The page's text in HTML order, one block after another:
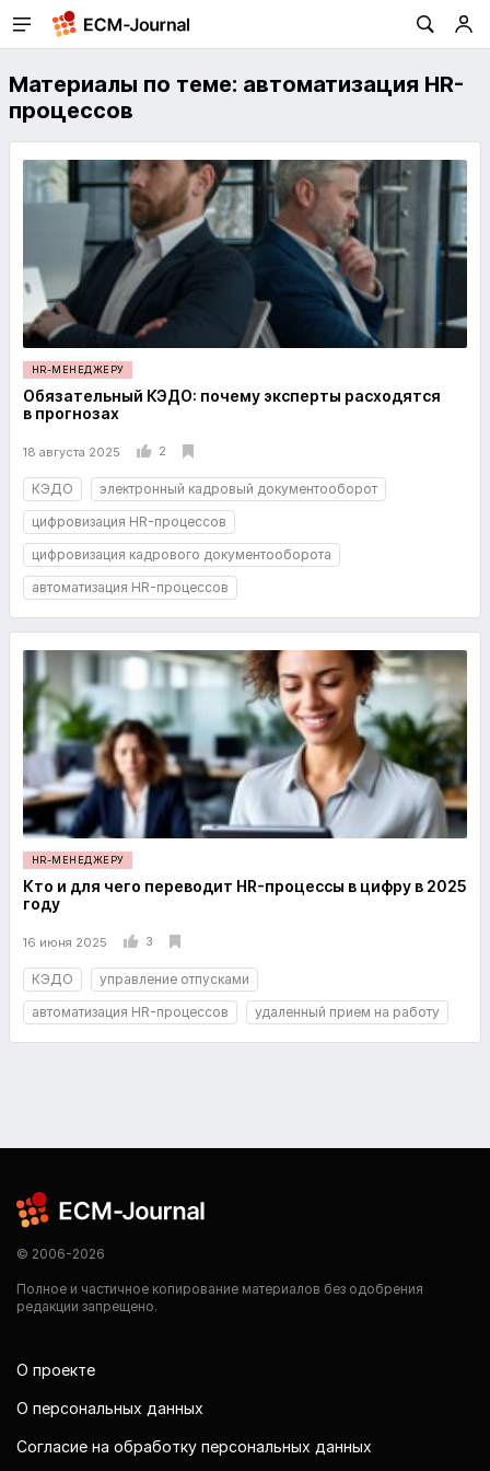
Материалы по теме: автоматизация HR-
процессов
HR-МЕНЕДЖЕРУ
Обязательный КЭДО: почему эксперты расходятся
в прогнозах
18 августа 2025 2
КЭДО
электронный кадровый документооборот
цифровизация HR-процессов
цифровизация кадрового документооборота
автоматизация HR-процессов
HR-МЕНЕДЖЕРУ
Кто и для чего переводит HR-процессы в цифру в 2025
году
16 июня 2025 3
КЭДО
управление отпусками
автоматизация HR-процессов
удаленный прием на работу
© 2006-2026
Полное и частичное копирование материалов без одобрения
редакции запрещено.
О проекте
О персональных данных
Согласие на обработку персональных данных